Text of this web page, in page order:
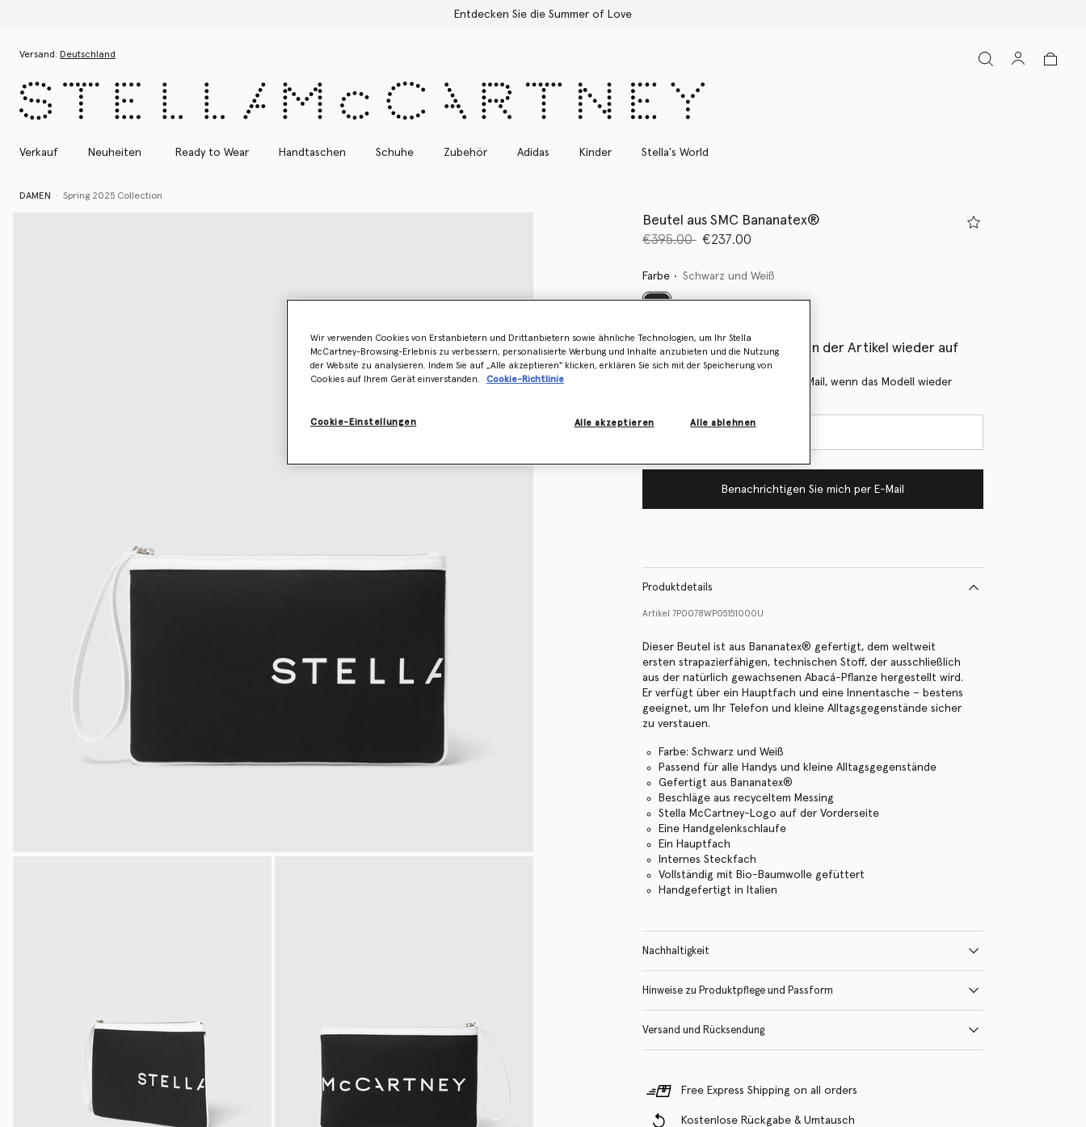
Entdecken Sie die Summer of Love
Versand: Deutschland
Verkauf Neuheiten Ready to Wear Handtaschen Schuhe Zubehör Adidas Kinder Stella's World
DAMEN Spring 2025 Collection
Beutel aus SMC Bananatex®
Preis reduziert von
€395.00bis
€237.00
Farbe Schwarz und Weiß
Erfahren Sie als Erstes, wenn der Artikel wieder auf
Lager ist
Benachrichtigen Sie mich per E-Mail, wenn das Modell wieder
Benachrichtigen Sie mich per E-Mail
Produktdetails
Artikel 7P0078WP05151000U
Dieser Beutel ist aus Bananatex® gefertigt, dem weltweit
ersten strapazierfähigen, technischen Stoff, der ausschließlich
aus der natürlich gewachsenen Abacá-Pflanze hergestellt wird.
Er verfügt über ein Hauptfach und eine Innentasche – bestens
geeignet, um Ihr Telefon und kleine Alltagsgegenstände sicher
zu verstauen.
Farbe: Schwarz und Weiß
Passend für alle Handys und kleine Alltagsgegenstände
Gefertigt aus Bananatex®
Beschläge aus recyceltem Messing
Stella McCartney-Logo auf der Vorderseite
Eine Handgelenkschlaufe
Ein Hauptfach
Internes Steckfach
Vollständig mit Bio-Baumwolle gefüttert
Handgefertigt in Italien
Nachhaltigkeit
Hinweise zu Produktpflege und Passform
Versand und Rücksendung
Free Express Shipping on all orders
Kostenlose Rückgabe & Umtausch
Wir verwenden Cookies von Erstanbietern und Drittanbietern sowie ähnliche Technologien, um Ihr Stella
McCartney-Browsing-Erlebnis zu verbessern, personalisierte Werbung und Inhalte anzubieten und die Nutzung
der Website zu analysieren. Indem Sie auf „Alle akzeptieren" klicken, erklären Sie sich mit der Speicherung von
Cookies auf Ihrem Gerät einverstanden.
Cookie-Richtlinie
Cookie-Einstellungen Alle ablehnen
Alle akzeptieren